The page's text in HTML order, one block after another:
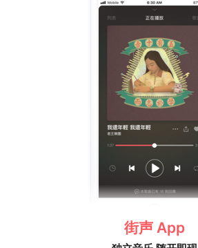
街声 App